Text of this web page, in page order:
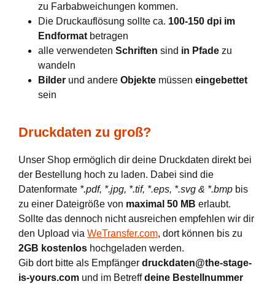
zu Farbabweichungen kommen.
Die Druckauflösung sollte ca. 100-150 dpi im
Endformat betragen
alle verwendeten Schriften sind in Pfade zu
wandeln
Bilder und andere Objekte müssen eingebettet
sein
Druckdaten zu groß?
Unser Shop ermöglich dir deine Druckdaten direkt bei
der Bestellung hoch zu laden. Dabei sind die
Datenformate *.pdf, *.jpg, *.tif, *.eps, *.svg & *.bmp bis
zu einer Dateigröße von maximal 50 MB erlaubt.
Sollte das dennoch nicht ausreichen empfehlen wir dir
den Upload via WeTransfer.com, dort können bis zu
2GB kostenlos hochgeladen werden.
Gib dort bitte als Empfänger druckdaten@the-stage-
is-yours.com und im Betreffdeine Bestellnummer